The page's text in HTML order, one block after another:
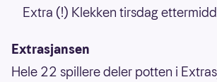
Extra (!) Klekken tirsdag
Extrasjansen
Hele 22 spillere deler potten i